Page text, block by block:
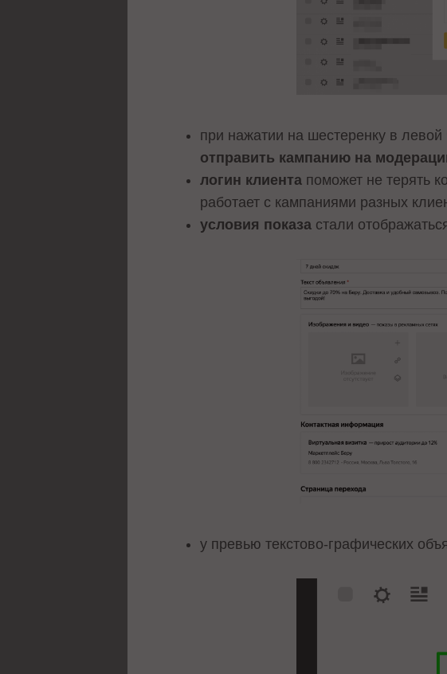
при нажатии на шестеренку в
отправить кампанию на
логин клиента поможет не терять
работает с кампаниями разных
условия показа стали
у превью текстово-графических